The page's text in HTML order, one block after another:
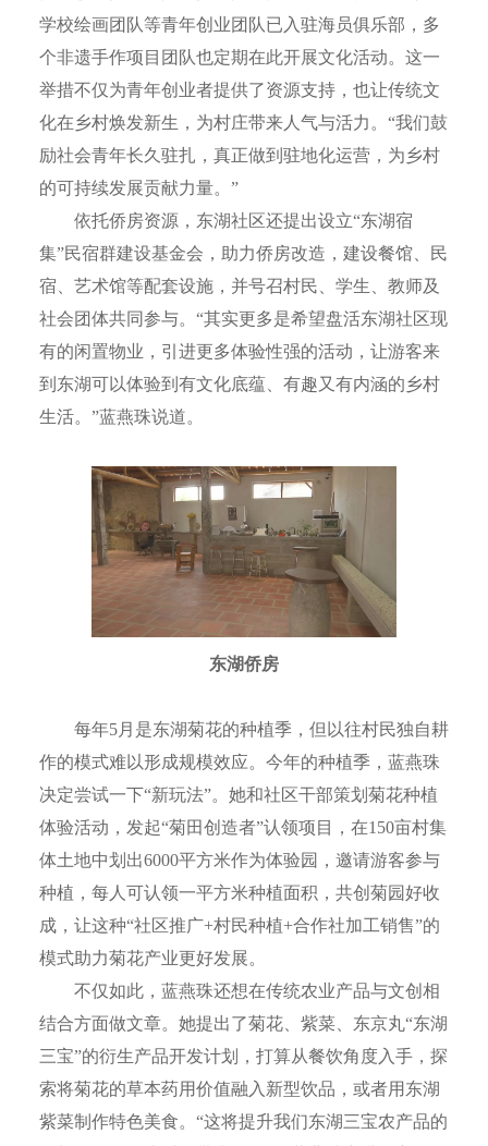
学校绘画团队等青年创业团队已入驻海员俱乐部，多
个非遗手作项目团队也定期在此开展文化活动。这一
举措不仅为青年创业者提供了资源支持，也让传统文
化在乡村焕发新生，为村庄带来人气与活力。“我们鼓
励社会青年长久驻扎，真正做到驻地化运营，为乡村
的可持续发展贡献力量。”
依托侨房资源，东湖社区还提出设立“东湖宿
集”民宿群建设基金会，助力侨房改造，建设餐馆、民
宿、艺术馆等配套设施，并号召村民、学生、教师及
社会团体共同参与。“其实更多是希望盘活东湖社区现
有的闲置物业，引进更多体验性强的活动，让游客来
到东湖可以体验到有文化底蕴、有趣又有内涵的乡村
生活。”蓝燕珠说道。
东湖侨房
每年5月是东湖菊花的种植季，但以往村民独自耕
作的模式难以形成规模效应。今年的种植季，蓝燕珠
决定尝试一下“新玩法”。她和社区干部策划菊花种植
体验活动，发起“菊田创造者”认领项目，在150亩村集
体土地中划出6000平方米作为体验园，邀请游客参与
种植，每人可认领一平方米种植面积，共创菊园好收
成，让这种“社区推广+村民种植+合作社加工销售”的
模式助力菊花产业更好发展。
不仅如此，蓝燕珠还想在传统农业产品与文创相
结合方面做文章。她提出了菊花、紫菜、东京丸“东湖
三宝”的衍生产品开发计划，打算从餐饮角度入手，探
索将菊花的草本药用价值融入新型饮品，或者用东湖
紫菜制作特色美食。“这将提升我们东湖三宝农产品的